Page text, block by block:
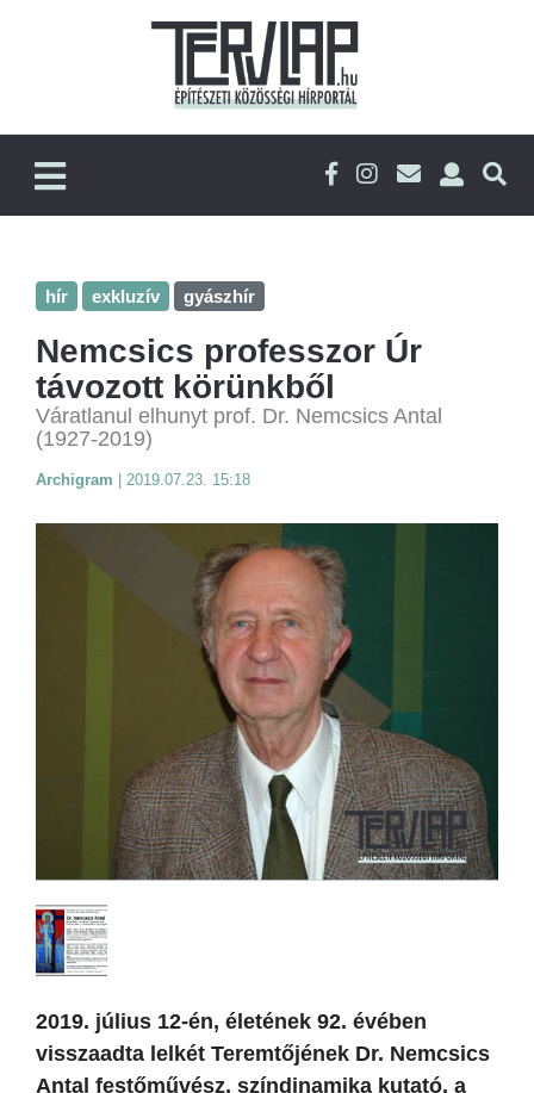
hír exkluzív gyászhír
Nemcsics professzor Úr
távozott körünkből
Váratlanul elhunyt prof. Dr. Nemcsics Antal
(1927-2019)
Archigram 2019.07.23. 15:18
2019. július 12-én, életének 92. évében
visszaadta lelkét Teremtőjének Dr. Nemcsics
Antal festőművész, színdinamika kutató, a